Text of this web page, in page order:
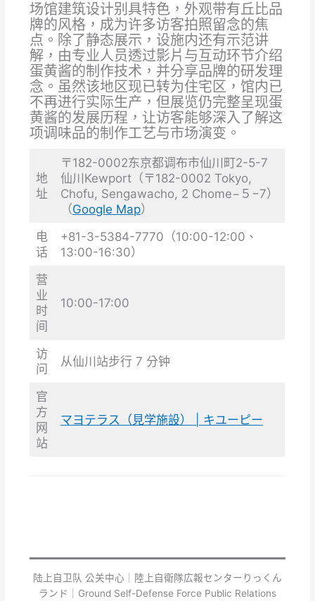
场馆建筑设计别具特色，外观带有丘比品
牌的风格，成为许多访客拍照留念的焦
点。除了静态展示，设施内还有示范讲
解，由专业人员透过影片与互动环节介绍
蛋黄酱的制作技术，并分享品牌的研发理
念。虽然该地区现已转为住宅区，馆内已
不再进行实际生产，但展览仍完整呈现蛋
黄酱的发展历程，让访客能够深入了解这
项调味品的制作工艺与市场演变。
地
址
〒182-0002东京都调布市仙川町2-5-7
仙川Kewport（〒182-0002 Tokyo,
Chofu, Sengawacho, 2 Chome−５−7）
（Google Map）
电
话
+81-3-5384-7770（10:00-12:00、
13:00-16:30）
营
业
时
间
10:00-17:00
访
问
从仙川站步行 7 分钟
官
方
网
站
マヨテラス（見学施設） | キユーピー
陆上自卫队 公关中心｜陸上自衛隊広報センターりっくん
ランド｜Ground Self-Defense Force Public Relations